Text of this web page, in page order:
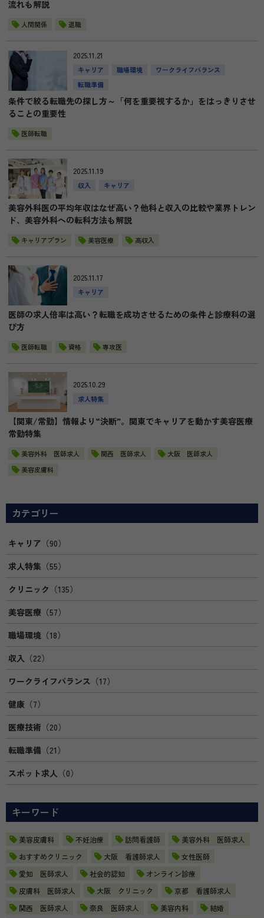
流れも解説
人間関係 退職
2025.11.21
キャリア 職場環境
ワークライフバランス
転職準備
条件で絞る転職先の探し方～「何を重要視するか」をはっきりさせ
ることの重要性
医師転職
2025.11.19
収入 キャリア
美容外科医の平均年収はなぜ高い？他科と収入の比較や業界トレン
ド、美容外科への転科方法も解説
キャリアプラン 美容医療 高収入
2025.11.17
キャリア
医師の求人倍率は高い？転職を成功させるための条件と診療科の選
び方
医師転職 資格 専攻医
2025.10.29
求人特集
【関東/常勤】情報より“決断”。関東でキャリアを動かす美容医療
常勤特集
美容外科 医師求人 関西 医師求人
大阪 医師求人
美容皮膚科
カテゴリー
キャリア （90）
求人特集 （55）
クリニック （135）
美容医療 （57）
職場環境 （18）
収入 （22）
ワークライフバランス （17）
健康 （7）
医療技術 （20）
転職準備 （21）
スポット求人 （0）
キーワード
美容皮膚科 不妊治療 訪問看護師
美容外科 医師求人
おすすめクリニック
大阪 看護師求人
女性医師
愛知 医師求人
社会的認知
オンライン診療
皮膚科 医師求人
大阪 クリニック
京都 看護師求人
関西 医師求人
奈良 医師求人 美容内科
結婚